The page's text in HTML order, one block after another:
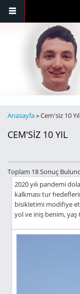
BURADASINIZ
Anasayfa» Cem'siz 10 Yıl
CEM'SIZ 10 YIL
Toplam 18 Sonuç
2020 yılı pandemi
kalkması tur
bisikletimi modifiye
yol ve iniş benim, yaş